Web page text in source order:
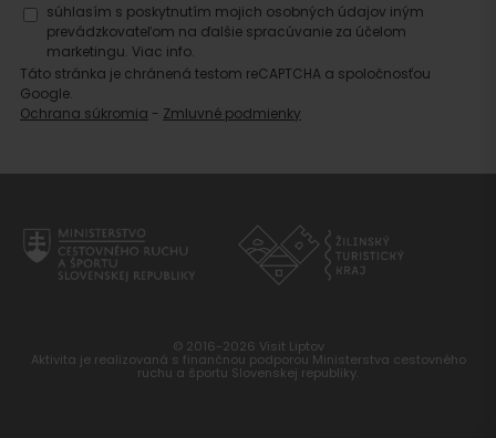
súhlasím s poskytnutím mojich osobných údajov iným
prevádzkovateľom na ďalšie spracúvanie za účelom
marketingu. Viac info.
Táto stránka je chránená testom reCAPTCHA a spoločnosťou
Google.
Ochrana súkromia - Zmluvné podmienky
© 2016-2026 Visit Liptov
Aktivita je realizovaná s finančnou podporou Ministerstva cestovného
ruchu a športu Slovenskej republiky.